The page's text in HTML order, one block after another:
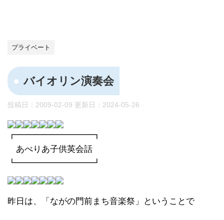
プライベート
バイオリン演奏会
投稿日：2009-02-09 更新日： 2024-05-26
┏━━━━━━━━━┓
あべりあ子供英会話
┗━━━━━━━━━┛
昨日は、「ながの門前まち音楽祭」ということで